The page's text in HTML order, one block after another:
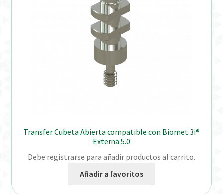
Transfer Cubeta Abierta compatible con Biomet 3i®
Externa 5.0
Debe registrarse para añadir productos al carrito.
Añadir a favoritos